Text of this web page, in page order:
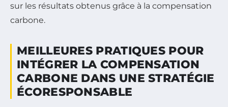
sur les résultats obtenus grâce à la compensation
carbone.
MEILLEURES PRATIQUES POUR
INTÉGRER LA COMPENSATION
CARBONE DANS UNE STRATÉGIE
ÉCORESPONSABLE